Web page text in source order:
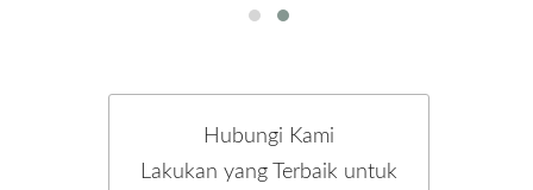
Hubungi Kami
Lakukan yang Terbaik untuk